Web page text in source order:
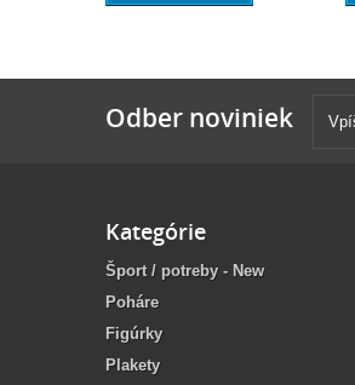
Odber noviniek
Kategórie
Šport / potreby - New
Poháre
Figúrky
Plakety